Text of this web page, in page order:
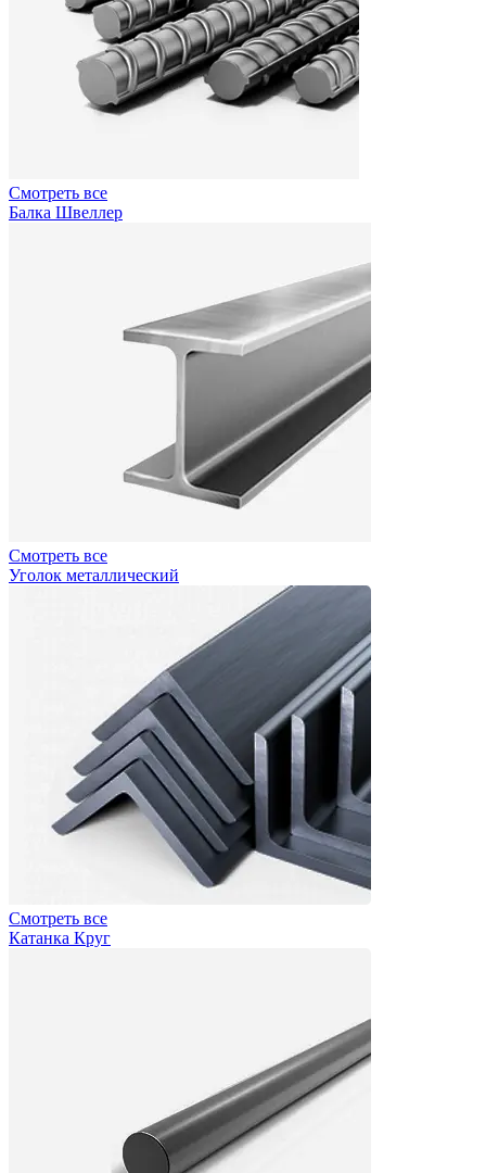
Смотреть все
Балка Швеллер
Смотреть все
Уголок металлический
Смотреть все
Катанка Круг